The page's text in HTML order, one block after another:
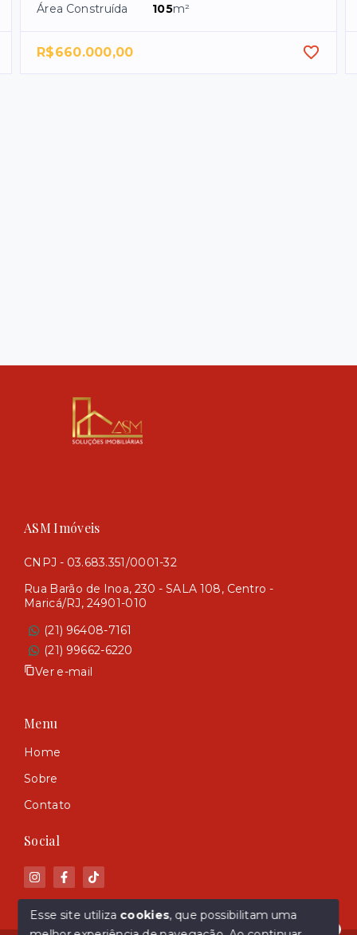
Área Construída
105m²
R$660.000,00
ASM Imóveis
CNPJ - 03.683.351/0001-32
Rua Barão de Inoa, 230 - SALA 108, Centro -
Maricá/RJ, 24901-010
(21) 96408-7161
(21) 99662-6220
Ver e-mail
Menu
Home
Sobre
Contato
Social
Esse site utiliza cookies, que possibilitam uma